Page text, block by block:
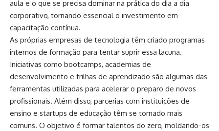
aula e o que se precisa dominar na prática do dia a dia
corporativo, tornando essencial o investimento em
capacitação contínua.
As próprias empresas de tecnologia têm criado programas
internos de formação para tentar suprir essa lacuna.
Iniciativas como bootcamps, academias de
desenvolvimento e trilhas de aprendizado são algumas das
ferramentas utilizadas para acelerar o preparo de novos
profissionais. Além disso, parcerias com instituições de
ensino e startups de educação têm se tornado mais
comuns. O objetivo é formar talentos do zero, moldando-os